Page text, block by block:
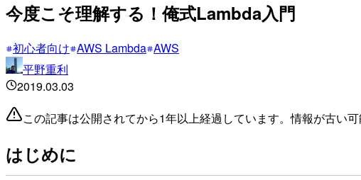
今度こそ理解する！俺式Lambda入門
初心者向け AWS Lambda AWS
平野重利
2019.03.03
この記事は公開されてから1年以上経過しています。情報が古い
はじめに